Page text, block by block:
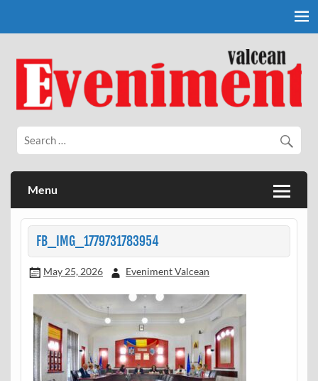
Eveniment Valcean
Menu
FB_IMG_1779731783954
May 25, 2026 Eveniment Valcean